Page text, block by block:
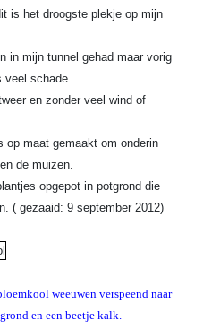
is het droogste plekje op mijn
in mijn tunnel gehad maar vorig
veel schade.
en zonder veel wind of
op maat gemaakt om onderin
de muizen.
opgepot in potgrond die
( gezaaid: 9 september 2012)
weeuwen verspeend naar
en een beetje kalk.